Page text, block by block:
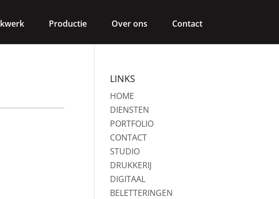
Productie Over ons Contact
LINKS
HOME
DIENSTEN
PORTFOLIO
CONTACT
STUDIO
DRUKKERIJ
DIGITAAL
BELETTERINGEN